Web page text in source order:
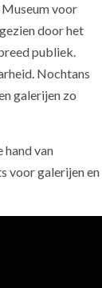
voor
door het
publiek.
Nochtans
galerijen zo
hand van
voor galerijen en